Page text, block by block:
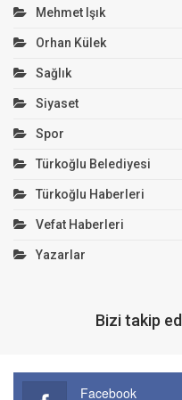
Mehmet Işık
Orhan Külek
Sağlık
Siyaset
Spor
Türkoğlu Belediyesi
Türkoğlu Haberleri
Vefat Haberleri
Yazarlar
Bizi takip
Facebook